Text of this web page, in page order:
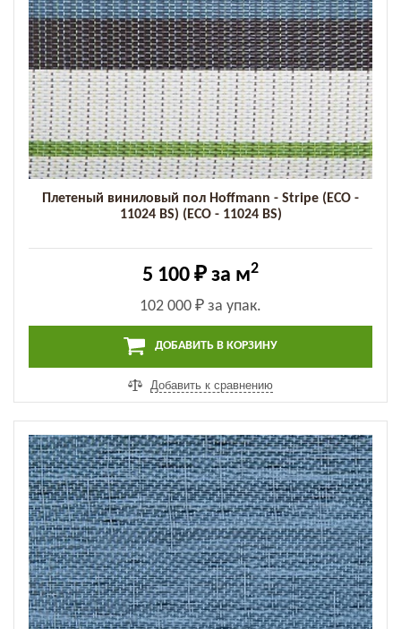
Плетеный виниловый пол Hoffmann - Stripe (ECO -
11024 BS) (ECO - 11024 BS)
5 100 ₽ за м2
102 000 ₽ за упак.
ДОБАВИТЬ В КОРЗИНУ
Добавить к сравнению